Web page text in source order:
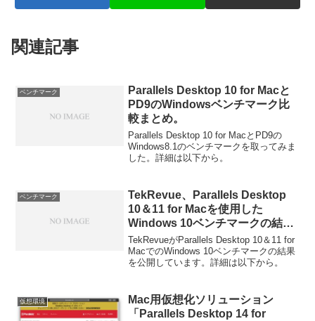
関連記事
ベンチマーク
Parallels Desktop 10 for Macと
PD9のWindowsベンチマーク比
較まとめ。
Parallels Desktop 10 for MacとPD9の
Windows8.1のベンチマークを取ってみま
した。詳細は以下から。
ベンチマーク
TekRevue、Parallels Desktop
10＆11 for Macを使用した
Windows 10ベンチマークの結果
を公開。パフォーマンスは若干の
改善で起動時間は3分の1に。
TekRevueがParallels Desktop 10＆11 for
MacでのWindows 10ベンチマークの結果
を公開しています。詳細は以下から。
仮想環境
Mac用仮想化ソリューション
「Parallels Desktop 14 for